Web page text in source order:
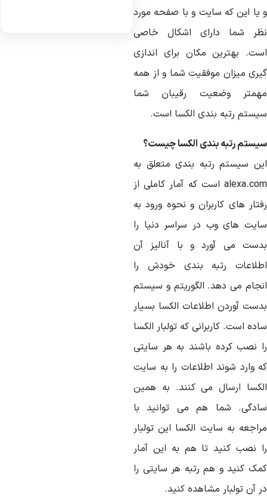
یا این که سایت و با صفحه مورد
شما دارای اشکال خاصی
بهترین مکان برای اندازی
میزان موفقیت شما و از همه
وضعیت رقیبان شما
رتبه بندی الکسا است.
رتبه بندی الکسا چیست؟
سیستم رتبه بندی متعلق به
alexa.com است که آمار کاملی از
های کاربران و نحوه ورود به
های وب در سراسر دنیا را
می آورد و با آنالیز آن
رتبه بندی خودش را
می دهد. الگوریتم و سیستم
آوردن اطلاعات الکسا بسیار
است. کاربرانی که تولبار الکسا
نصب کرده باشند به هر سایتی
وارد شوند اطلاعات را به سایت
ارسال می کنند. به همین
شما هم می توانید با
به سایت الکسا این تولبار
نصب کنید تا هم به این آمار
کنید و هم رتبه هر سایتی را
آن تولبار مشاهده کنید.